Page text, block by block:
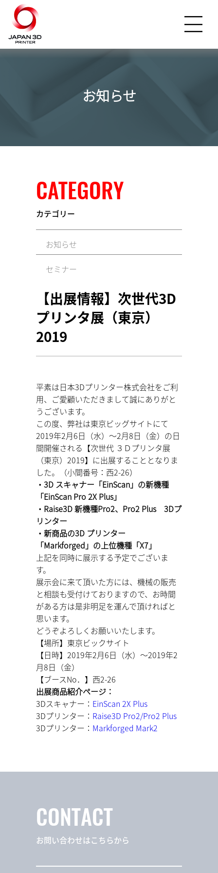
お知らせ
CATEGORY
カテゴリー
お知らせ
セミナー
【出展情報】次世代3D
プリンタ展（東京）
2019
平素は日本3Dプリンター株式会社をご利
用、ご愛顧いただきまして誠にありがと
うございます。
この度、弊社は東京ビッグサイトにて
2019年2月6日（水）～2月8日（金）の日
間開催される【次世代 ３Ｄプリンタ展
（東京）2019】に出展することとなりま
した。（小間番号：西2-26）
・3D スキャナー「EinScan」の新機種
「EinScan Pro 2X Plus」
・Raise3D 新機種Pro2、Pro2 Plus 3Dプ
リンター
・新商品の3D プリンター
「Markforged」の上位機種「X7」
上記を同時に展示する予定でございま
す。
展示会に来て頂いた方には、機械の販売
と相談も受付けておりますので、お時間
がある方は是非明足を運んで頂ければと
思います。
どうぞよろしくお願いいたします。
【場所】東京ビックサイト
【日時】2019年2月6日（水）～2019年2
月8日（金）
【ブースNo．】西2-26
出展商品紹介ページ：
3Dスキャナー： EinScan 2X Plus
3Dプリンター： Raise3D Pro2/Pro2 Plus
3Dプリンター： Markforged Mark2
CONTACT
お問い合わせはこちらから